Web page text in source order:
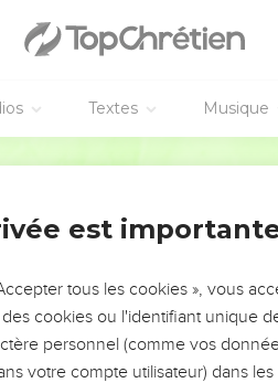
Textes Musique
L’ANNÉE !
?
leur foi ou leur vision. Mais on voit
alors même que ce sont
est
tous les cookies », vous
cookies ou l'identifiant unique
personnel (comme vos
votre compte utilisateur) dans les